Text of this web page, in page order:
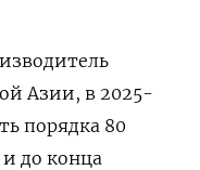
Азии, в 2025-
порядка 80
до конца